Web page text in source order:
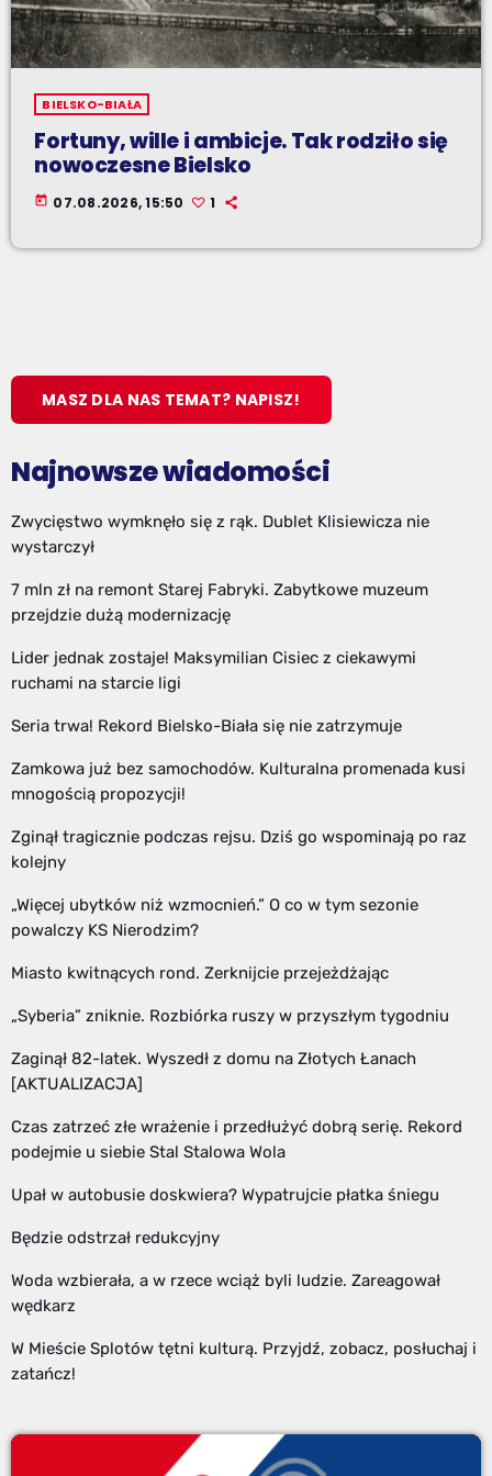
BIELSKO-BIAŁA
Fortuny, wille i ambicje. Tak rodziło się
nowoczesne Bielsko
today 07.08.2026, 15:50 1
MASZ DLA NAS TEMAT? NAPISZ!
Najnowsze wiadomości
Zwycięstwo wymknęło się z rąk. Dublet Klisiewicza nie
wystarczył
7 mln zł na remont Starej Fabryki. Zabytkowe muzeum
przejdzie dużą modernizację
Lider jednak zostaje! Maksymilian Cisiec z ciekawymi
ruchami na starcie ligi
Seria trwa! Rekord Bielsko-Biała się nie zatrzymuje
Zamkowa już bez samochodów. Kulturalna promenada kusi
mnogością propozycji!
Zginął tragicznie podczas rejsu. Dziś go wspominają po raz
kolejny
„Więcej ubytków niż wzmocnień.” O co w tym sezonie
powalczy KS Nierodzim?
Miasto kwitnących rond. Zerknijcie przejeżdżając
„Syberia” zniknie. Rozbiórka ruszy w przyszłym tygodniu
Zaginął 82-latek. Wyszedł z domu na Złotych Łanach
[AKTUALIZACJA]
Czas zatrzeć złe wrażenie i przedłużyć dobrą serię. Rekord
podejmie u siebie Stal Stalowa Wola
Upał w autobusie doskwiera? Wypatrujcie płatka śniegu
Będzie odstrzał redukcyjny
Woda wzbierała, a w rzece wciąż byli ludzie. Zareagował
wędkarz
W Mieście Splotów tętni kulturą. Przyjdź, zobacz, posłuchaj i
zatańcz!